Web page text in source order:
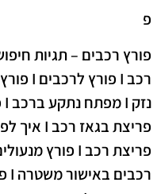
פ